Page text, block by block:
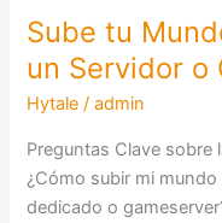
Sube tu
un Servidor o
Hytale /admin
Preguntas Clave sobre
¿Cómo subir mi
dedicado o
Sube
Mundo
Local
de
Hytale
a